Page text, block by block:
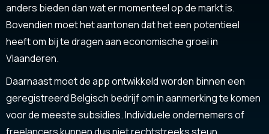
anders bieden dan wat er momenteel op de markt is.
Bovendien moet het aantonen dat het een potentieel
heeft om bij te dragen aan economische groei in
Vlaanderen.
Daarnaast moet de app ontwikkeld worden binnen een
geregistreerd Belgisch bedrijf om in aanmerking te komen
voor de meeste subsidies. Individuele ondernemers of